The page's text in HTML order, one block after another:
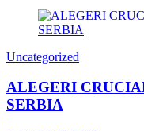
Uncategorized
ALEGERI
SERBIA